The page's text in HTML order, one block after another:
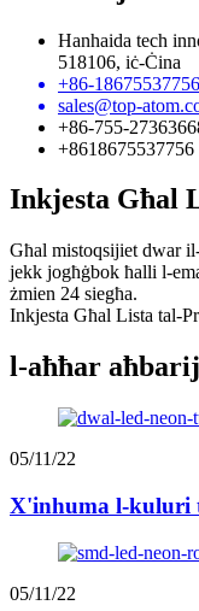
Hanhaida tech
518106, iċ-Ċina
+86-18675537756
sales@top-
+86-755-
+8618675537756
Inkjesta Għal
Għal mistoqsijiet dwar
jekk jogħġbok ħalli l-
żmien 24 siegħa.
Inkjesta Għal Lista tal-
l-aħħar
05/11/22
X'inhuma l-kuluri
05/11/22